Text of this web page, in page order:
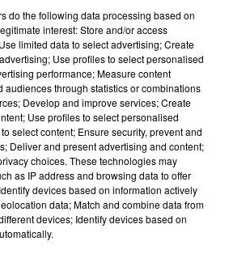
sujets au débat et qui
d'actualité : le pouvoir d'achat,
et la défense de la France».
CONTINUE »
député LFI de la 7e
Haute-Garonne, Christophe Bex,
la date du décès du leader
7 janvier, le jour de la
10 ans des attaques contre
bel hommage pour Charlie »,
do the following data processing based on
interest: Store and/or access
limited data to select advertising; Create
Use profiles to select personalised
performance; Measure content
audiences through statistics or combinations
Develop and improve services; Create
Use profiles to select personalised
select content; Ensure security, prevent and
Deliver and present advertising and content;
choices. These technologies may
as IP address and browsing data to offer
devices based on information actively
data; Match and combine data from
devices; Identify devices based on